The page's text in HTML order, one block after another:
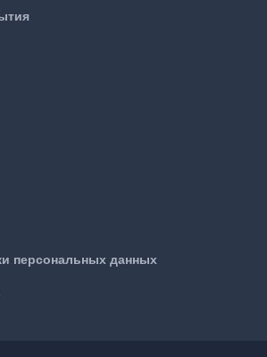
персональных данных